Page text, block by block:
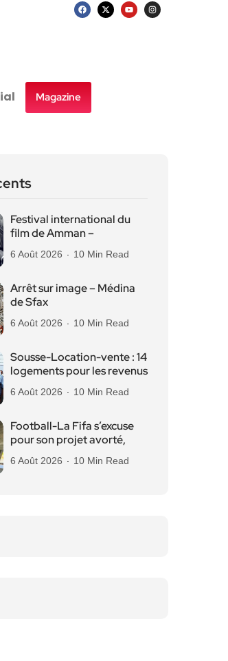
Magazine
Festival international du
film de Amman –
6 Août 2026 10 Min Read
Arrêt sur image – Médina
de Sfax
6 Août 2026 10 Min Read
Sousse-Location-vente : 14
logements pour les revenus
6 Août 2026 10 Min Read
Football-La Fifa s’excuse
pour son projet avorté,
6 Août 2026 10 Min Read